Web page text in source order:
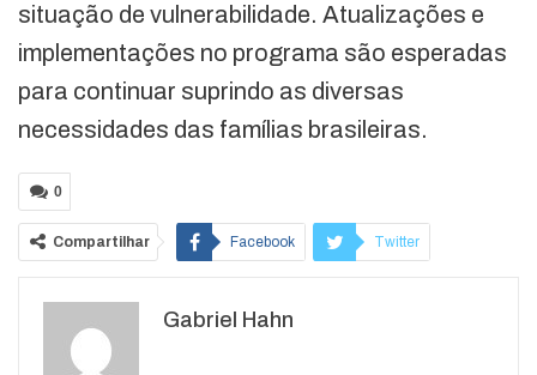
situação de vulnerabilidade. Atualizações e
implementações no programa são esperadas
para continuar suprindo as diversas
necessidades das famílias brasileiras.
0
Compartilhar Facebook Twitter
WhatsApp
Gabriel Hahn